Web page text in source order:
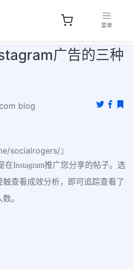
菜单
广告的三种
blog
socialrogers/』
Instagram推广您分享的帖子。选
查看成效分析，即可追踪查看了
。